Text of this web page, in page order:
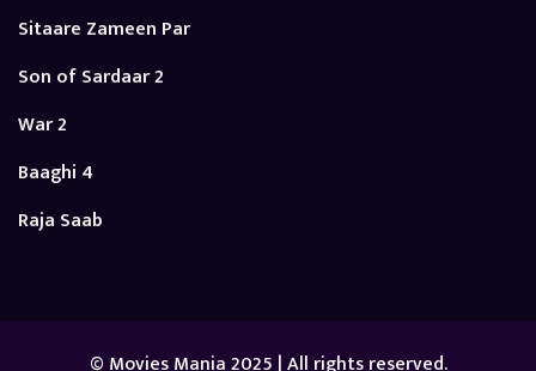
Sitaare Zameen Par
Son of Sardaar 2
War 2
Baaghi 4
Raja Saab